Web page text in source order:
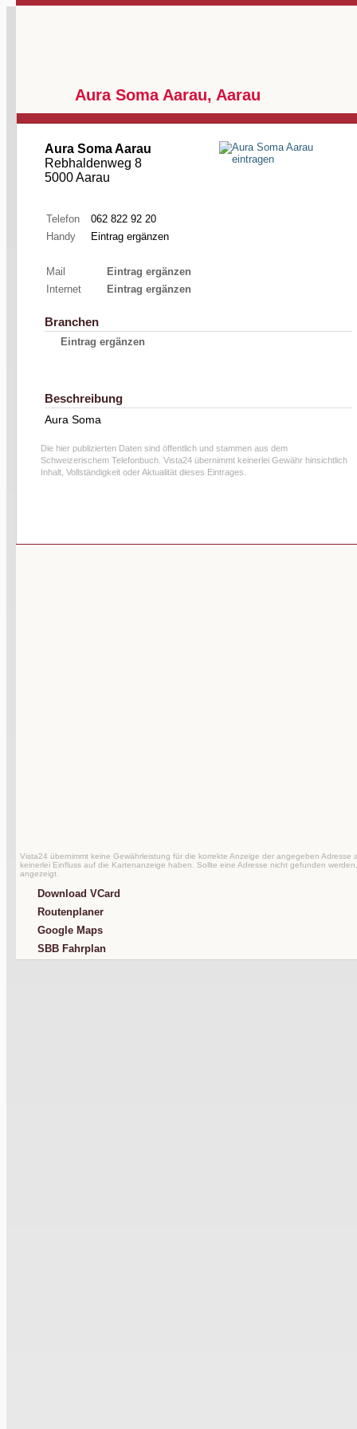
Aura Soma Aarau, Aarau
Aura Soma Aarau
Rebhaldenweg 8
5000 Aarau
Telefon
062 822 92 20
Handy
Eintrag ergänzen
Mail
Eintrag ergänzen
Internet
Eintrag ergänzen
Branchen
Eintrag ergänzen
Beschreibung
Aura Soma
Die hier publizierten Daten sind öffentlich und stammen aus dem
Schweizerischem Telefonbuch. Vista24 übernimmt keinerlei Gewähr hinsichtlich
Inhalt, Vollständigkeit oder Aktualität dieses Eintrages.
Vista24 übernimmt keine Gewährleistung für die korrekte Anzeige der angegeben Adresse
keinerlei Einfluss auf die Kartenanzeige haben. Sollte eine Adresse nicht gefunden
angezeigt.
Download VCard
Routenplaner
Google Maps
SBB Fahrplan